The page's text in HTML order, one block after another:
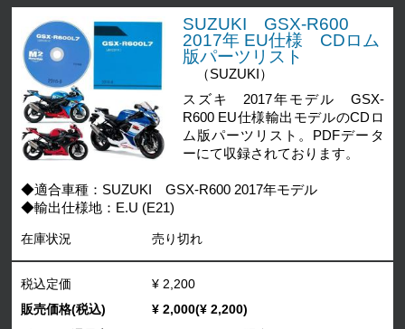
SUZUKI GSX-R600
2017年 EU仕様 CDロム
版パーツリスト
（SUZUKI）
スズキ 2017年モデル GSX-
R600 EU仕様輸出モデルのCDロ
ム版パーツリスト。PDFデータ
ーにて収録されております。
◆適合車種：SUZUKI GSX-R600 2017年モデル
◆輸出仕様地：E.U (E21)
在庫状況 売り切れ
税込定価
¥ 2,200
販売価格(税込)
¥ 2,000(¥ 2,200)